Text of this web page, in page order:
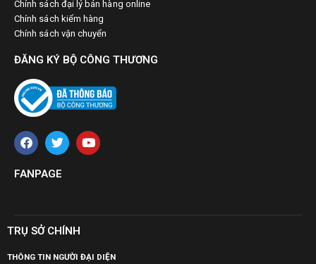
Chính sách đại lý bán hàng online
Chính sách kiểm hàng
Chính sách vận chuyển
ĐĂNG KÝ BỘ CÔNG THƯƠNG
FANPAGE
TRỤ SỞ CHÍNH
THÔNG TIN NGƯỜI ĐẠI DIỆN